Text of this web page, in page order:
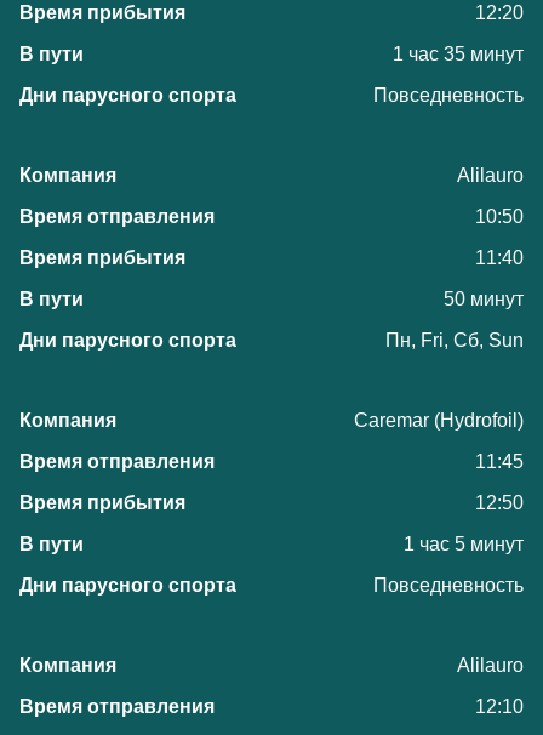
12:20
1 час 35 минут
Повседневность
Alilauro
10:50
11:40
50 минут
Пн, Fri, Сб, Sun
Caremar (Hydrofoil)
11:45
12:50
1 час 5 минут
Повседневность
Alilauro
12:10